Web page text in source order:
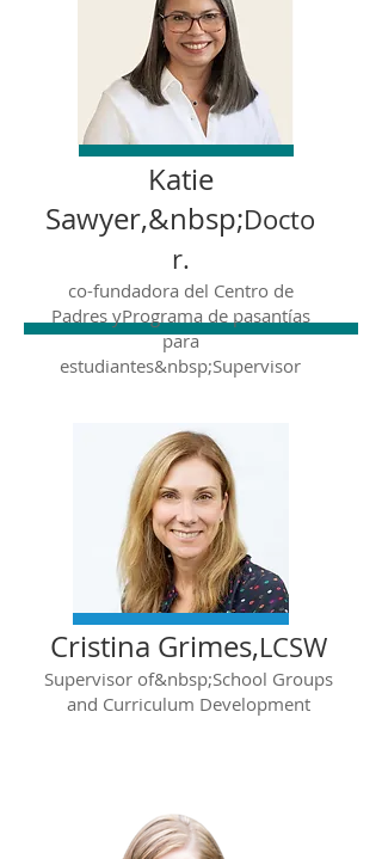
Katie
Sawyer,&nbsp;Docto
r.
co-fundadora del Centro de
Padres yPrograma de pasantías
para
estudiantes&nbsp;Supervisor
Cristina Grimes,LCSW
Supervisor of&nbsp;School Groups
and Curriculum Development